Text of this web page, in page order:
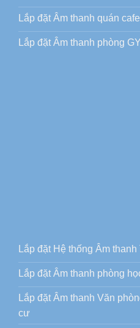
Lắp đặt Âm thanh quán cafe
Lắp đặt Âm thanh phòng
Lắp đặt Hệ thống Âm
Lắp đặt Âm thanh phòng
Lắp đặt Âm thanh Văn
cư